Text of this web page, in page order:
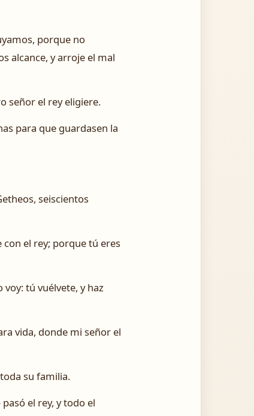
porque no
alcance, y arroje el mal
señor el rey eligiere.
para que guardasen la
seiscientos
con el rey; porque tú eres
tú vuélvete, y haz
vida, donde mi señor el
su familia.
el rey, y todo el